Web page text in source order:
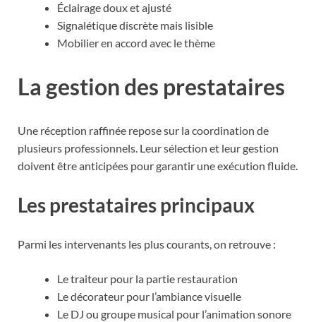
Éclairage doux et ajusté
Signalétique discrète mais lisible
Mobilier en accord avec le thème
La gestion des prestataires
Une réception raffinée repose sur la coordination de
plusieurs professionnels. Leur sélection et leur gestion
doivent être anticipées pour garantir une exécution fluide.
Les prestataires principaux
Parmi les intervenants les plus courants, on retrouve :
Le traiteur pour la partie restauration
Le décorateur pour l’ambiance visuelle
Le DJ ou groupe musical pour l’animation sonore